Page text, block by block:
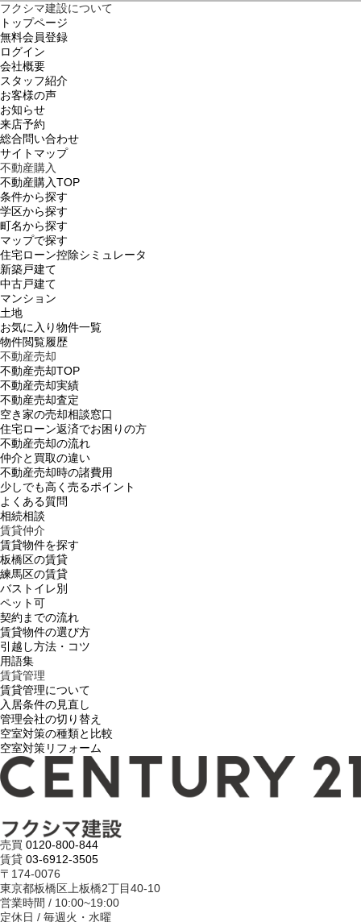
フクシマ建設について
トップページ
無料会員登録
ログイン
会社概要
スタッフ紹介
お客様の声
お知らせ
来店予約
総合問い合わせ
サイトマップ
不動産購入
不動産購入TOP
条件から探す
学区から探す
町名から探す
マップで探す
住宅ローン控除シミュレータ
新築戸建て
中古戸建て
マンション
土地
お気に入り物件一覧
物件閲覧履歴
不動産売却
不動産売却TOP
不動産売却実績
不動産売却査定
空き家の売却相談窓口
住宅ローン返済でお困りの方
不動産売却の流れ
仲介と買取の違い
不動産売却時の諸費用
少しでも高く売るポイント
よくある質問
相続相談
賃貸仲介
賃貸物件を探す
板橋区の賃貸
練馬区の賃貸
バストイレ別
ペット可
契約までの流れ
賃貸物件の選び方
引越し方法・コツ
用語集
賃貸管理
賃貸管理について
入居条件の見直し
管理会社の切り替え
空室対策の種類と比較
空室対策リフォーム
売買 0120-800-844
賃貸 03-6912-3505
〒174-0076
東京都板橋区上板橋2丁目40-10
営業時間 / 10:00~19:00
定休日 / 毎週火・水曜